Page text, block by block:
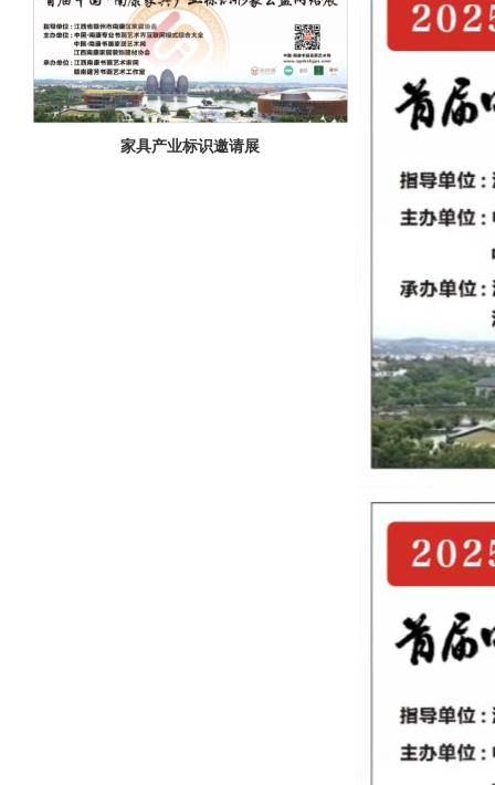
家具产业标识邀请展